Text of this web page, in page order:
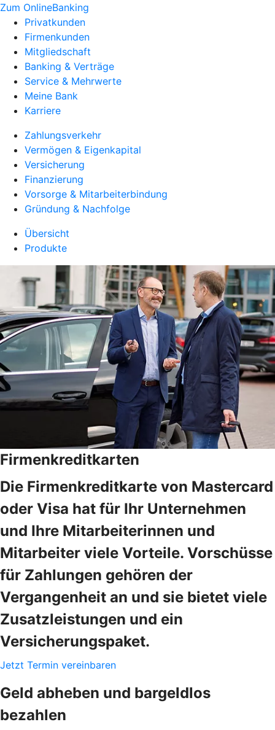
Zum OnlineBanking
Privatkunden
Firmenkunden
Mitgliedschaft
Banking & Verträge
Service & Mehrwerte
Meine Bank
Karriere
Zahlungsverkehr
Vermögen & Eigenkapital
Versicherung
Finanzierung
Vorsorge & Mitarbeiterbindung
Gründung & Nachfolge
Übersicht
Produkte
Firmenkreditkarten
Die Firmenkreditkarte von Mastercard
oder Visa hat für Ihr Unternehmen
und Ihre Mitarbeiterinnen und
Mitarbeiter viele Vorteile. Vorschüsse
für Zahlungen gehören der
Vergangenheit an und sie bietet viele
Zusatzleistungen und ein
Versicherungspaket.
Jetzt Termin vereinbaren
Geld abheben und bargeldlos
bezahlen